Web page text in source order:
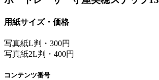
用紙サイズ・価格
写真紙L判・300円
写真紙2L判・400円
コンテンツ番号